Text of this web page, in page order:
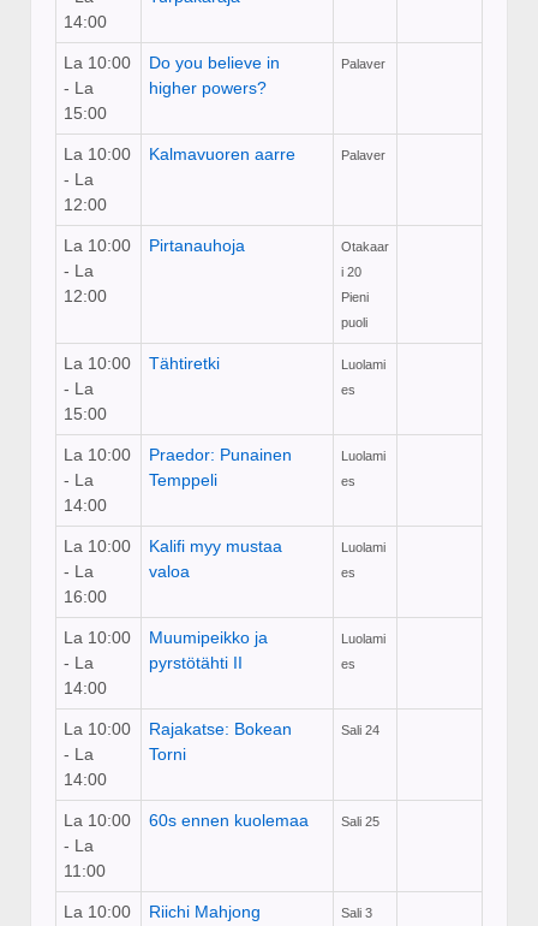
14:00
La 10:00
- La
15:00
Do you believe in
higher powers?
Palaver
La 10:00
- La
12:00
Kalmavuoren aarre Palaver
La 10:00
- La
12:00
Pirtanauhoja
Otakaar
i 20
Pieni
puoli
La 10:00
- La
15:00
Tähtiretki
Luolami
es
La 10:00
- La
14:00
Praedor: Punainen
Temppeli
Luolami
es
La 10:00
- La
16:00
Kalifi myy mustaa
valoa
Luolami
es
La 10:00
- La
14:00
Muumipeikko ja
pyrstötähti II
Luolami
es
La 10:00
- La
14:00
Rajakatse: Bokean
Torni
Sali 24
La 10:00
- La
11:00
60s ennen kuolemaa Sali 25
La 10:00
Riichi Mahjong Sali 3